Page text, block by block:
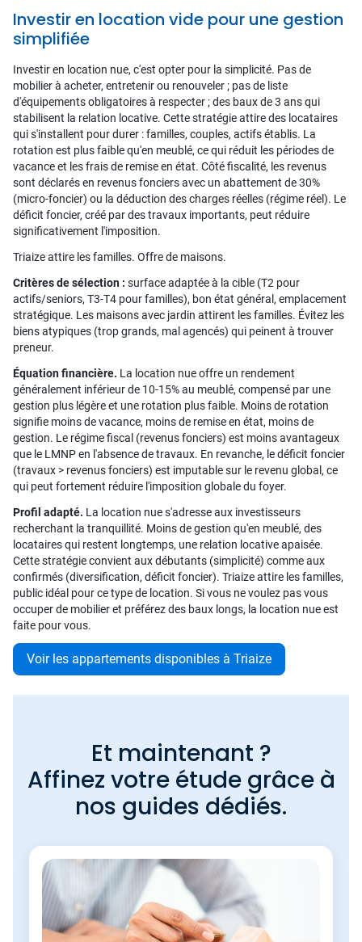
Investir en location vide pour une gestion
simplifiée
Investir en location nue, c'est opter pour la simplicité. Pas de
mobilier à acheter, entretenir ou renouveler ; pas de liste
d'équipements obligatoires à respecter ; des baux de 3 ans qui
stabilisent la relation locative. Cette stratégie attire des locataires
qui s'installent pour durer : familles, couples, actifs établis. La
rotation est plus faible qu'en meublé, ce qui réduit les périodes de
vacance et les frais de remise en état. Côté fiscalité, les revenus
sont déclarés en revenus fonciers avec un abattement de 30%
(micro-foncier) ou la déduction des charges réelles (régime réel). Le
déficit foncier, créé par des travaux importants, peut réduire
significativement l'imposition.
Triaize attire les familles. Offre de maisons.
Critères de sélection : surface adaptée à la cible (T2 pour
actifs/seniors, T3-T4 pour familles), bon état général, emplacement
stratégique. Les maisons avec jardin attirent les familles. Évitez les
biens atypiques (trop grands, mal agencés) qui peinent à trouver
preneur.
Équation financière. La location nue offre un rendement
généralement inférieur de 10-15% au meublé, compensé par une
gestion plus légère et une rotation plus faible. Moins de rotation
signifie moins de vacance, moins de remise en état, moins de
gestion. Le régime fiscal (revenus fonciers) est moins avantageux
que le LMNP en l'absence de travaux. En revanche, le déficit foncier
(travaux > revenus fonciers) est imputable sur le revenu global, ce
qui peut fortement réduire l'imposition globale du foyer.
Profil adapté. La location nue s'adresse aux investisseurs
recherchant la tranquillité. Moins de gestion qu'en meublé, des
locataires qui restent longtemps, une relation locative apaisée.
Cette stratégie convient aux débutants (simplicité) comme aux
confirmés (diversification, déficit foncier). Triaize attire les familles,
public idéal pour ce type de location. Si vous ne voulez pas vous
occuper de mobilier et préférez des baux longs, la location nue est
faite pour vous.
Voir les appartements disponibles à Triaize
Et maintenant ?
Affinez votre étude grâce à
nos guides dédiés.